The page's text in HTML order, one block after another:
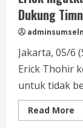
Dukung
Jakarta, 05/6
Erick Thohir
untuk tidak
Read More